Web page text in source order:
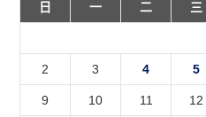
日
一 二 三
2 3 4 5
9 10 11 12